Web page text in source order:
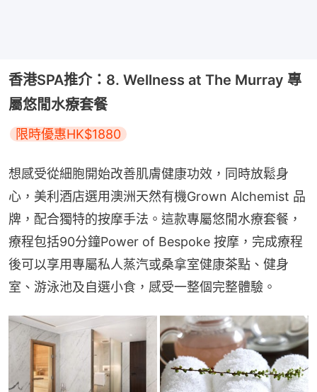
香港SPA推介：8. Wellness at The Murray 專
屬悠閒水療套餐
限時優惠HK$1880
想感受從細胞開始改善肌膚健康功效，同時放鬆身
心，美利酒店選用澳洲天然有機Grown Alchemist 品
牌，配合獨特的按摩手法。這款專屬悠閒水療套餐，
療程包括90分鐘Power of Bespoke 按摩，完成療程
後可以享用專屬私人蒸汽或桑拿室健康茶點、健身
室、游泳池及自選小食，感受一整個完整體驗。